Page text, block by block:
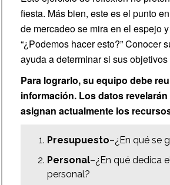
fiesta. Más bien, este es el punto
de mercadeo se mira en el espejo
“¿Podemos hacer esto?” Conocer
ayuda a determinar si sus
Para lograrlo, su equipo debe
información. Los datos
asignan actualmente los
Presupuesto–¿En qué se
Personal–¿En qué dedica
personal?
&
Opportunities
Strategy
&
Goals
Your
Resources
Planning